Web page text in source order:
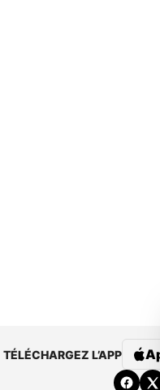
TÉLÉCHARGEZ L’APP